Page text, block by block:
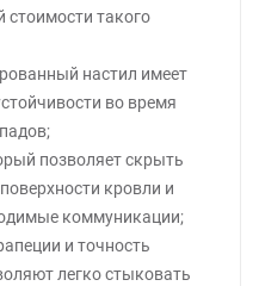
стоимости такого
настил имеет
во время
позволяет скрыть
кровли и
коммуникации;
и точность
легко стыковать